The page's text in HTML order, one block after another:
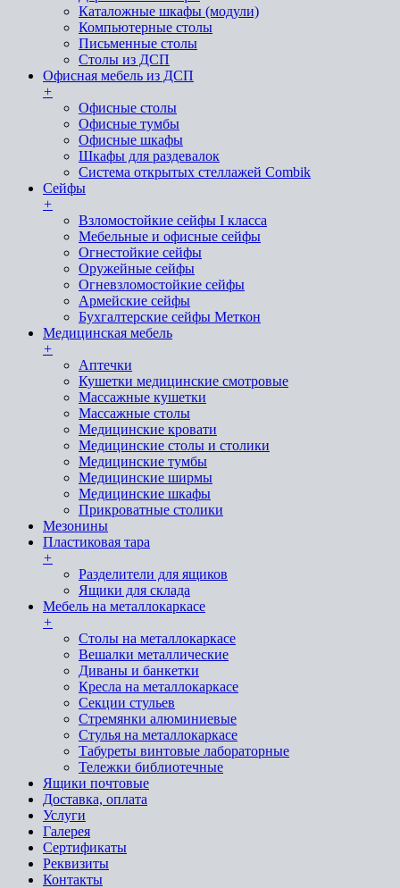
Каталожные шкафы (модули)
Компьютерные столы
Письменные столы
Столы из ДСП
Офисная мебель из ДСП
+
Офисные столы
Офисные тумбы
Офисные шкафы
Шкафы для раздевалок
Система открытых стеллажей Combik
Сейфы
+
Взломостойкие сейфы I класса
Мебельные и офисные сейфы
Огнестойкие сейфы
Оружейные сейфы
Огневзломостойкие сейфы
Армейские сейфы
Бухгалтерские сейфы Меткон
Медицинская мебель
+
Аптечки
Кушетки медицинские смотровые
Массажные кушетки
Массажные столы
Медицинские кровати
Медицинские столы и столики
Медицинские тумбы
Медицинские ширмы
Медицинские шкафы
Прикроватные столики
Мезонины
Пластиковая тара
+
Разделители для ящиков
Ящики для склада
Мебель на металлокаркасе
+
Cтолы на металлокаркасе
Вешалки металлические
Диваны и банкетки
Кресла на металлокаркасе
Секции стульев
Стремянки алюминиевые
Стулья на металлокаркасе
Табуреты винтовые лабораторные
Тележки библиотечные
Ящики почтовые
Доставка, оплата
Услуги
Галерея
Сертификаты
Реквизиты
Контакты